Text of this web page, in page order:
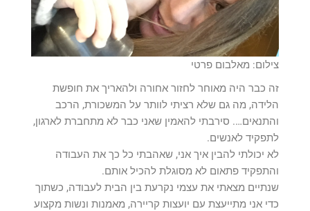
צילום: מאלבום פרטי
זה כבר היה מאוחר לחזור אחורה ולהאריך את חופשת
הלידה, מה גם שלא רציתי לוותר על המשכורת, הרכב
והתנאים…. סירבתי להאמין שאני כבר לא מתחברת לארגון,
לתפקיד לאנשים.
לא יכולתי להבין איך אני, שאהבתי כל כך את העבודה
והתפקיד פתאום לא מסוגלת להכיל אותם.
שנתיים מצאתי את עצמי נקרעת בין הבית לעבודה, כשתוך
כדי אני מתייעצת עם יועצות קריירה, מאמנות ונשות מקצוע